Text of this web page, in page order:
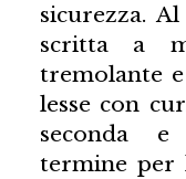
sicurezza.
scritta a
tremolante
lesse con
seconda
termine per